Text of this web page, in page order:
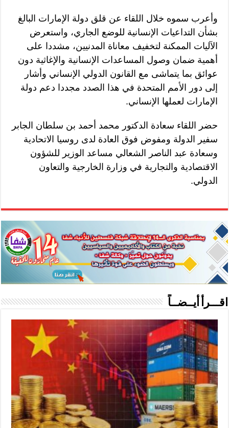
وأعرب سموه خلال اللقاء عن قلق دولة الإمارات البالغ
بشأن التداعيات الإنسانية للوضع الجاري، واستعرض
الآليات الممكنة لتخفيف معاناة المدنيين، مشددا على
أهمية ضمان وصول المساعدات الإنسانية والإغاثية دون
عوائق بما يتماشى مع القانون الدولي الإنساني وأشار
إلى دور الأمم المتحدة في هذا الصدد مجددا دعم دولة
الإمارات لعملها الإنساني.
حضر اللقاء سعادة الدكتور محمد أحمد بن سلطان الجابر
سفير الدولة ومفوض فوق العادة لدى روسيا الاتحادية
وسعادة عبد الناصر الشعالي مساعد الوزير للشؤون
الاقتصادية والتجارية في وزارة الخارجية والتعاون
الدولي.
اقـــرأ أيــضــاً